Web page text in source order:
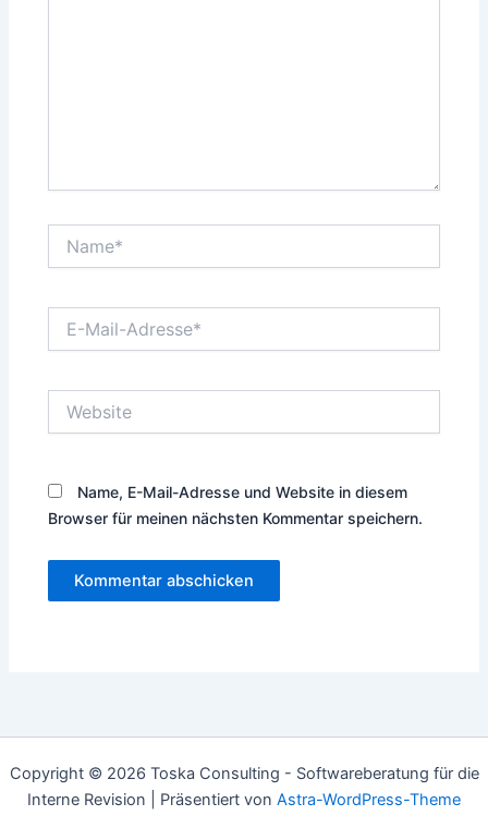
Mail-
Name, E-Mail-Adresse und Website in diesem
Browser für meinen nächsten Kommentar speichern.
Copyright © 2026 Toska Consulting - Softwareberatung für die
Interne Revision | Präsentiert von Astra-WordPress-Theme